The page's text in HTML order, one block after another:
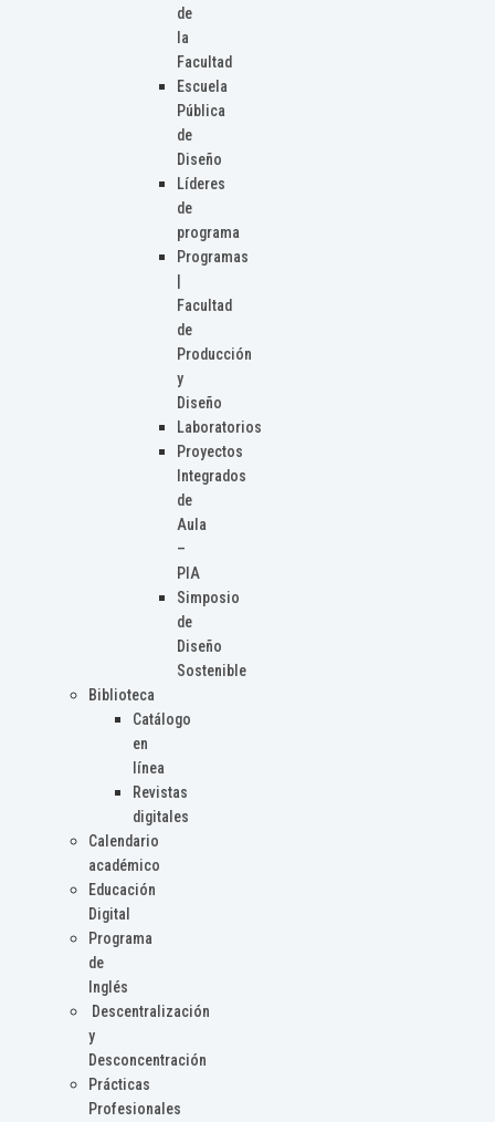
de
la
Facultad
Escuela
Pública
de
Diseño
Líderes
de
programa
Programas
Facultad
de
Producción
y
Diseño
Laboratorios
Proyectos
Integrados
de
Aula
–
PIA
Simposio
de
Diseño
Sostenible
Biblioteca
Catálogo
en
línea
Revistas
digitales
Calendario
académico
Educación
Digital
Programa
de
Inglés
Descentralización
y
Desconcentración
Prácticas
Profesionales